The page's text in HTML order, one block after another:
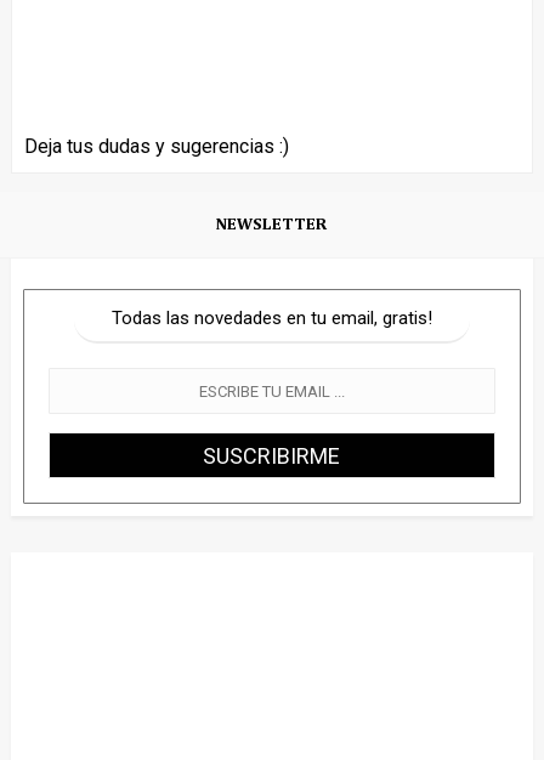
Deja tus dudas y sugerencias :)
NEWSLETTER
Todas las novedades en tu email, gratis!